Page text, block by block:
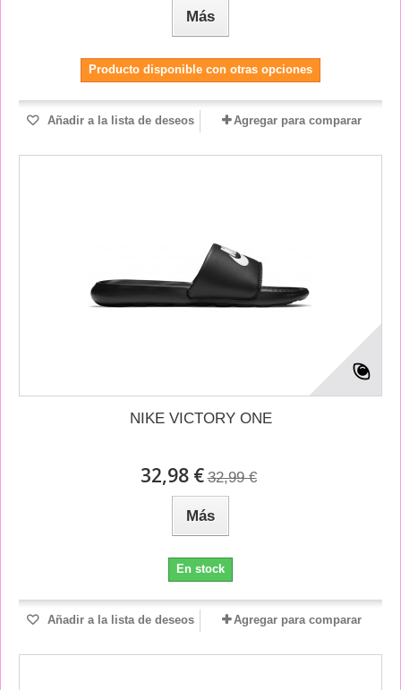
Más
Producto disponible con otras opciones
Añadir a la lista de deseos Agregar para comparar
NIKE VICTORY ONE
32,98 € 32,99 €
Más
En stock
Añadir a la lista de deseos Agregar para comparar